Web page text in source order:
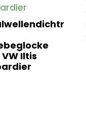
Iltis